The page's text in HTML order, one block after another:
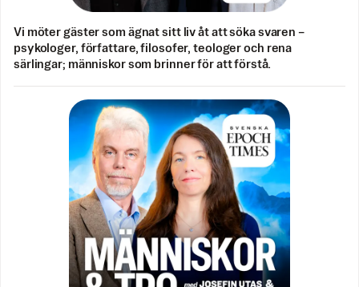
Vi möter gäster som ägnat sitt liv åt att söka svaren –
psykologer, författare, filosofer, teologer och rena
särlingar; människor som brinner för att förstå.